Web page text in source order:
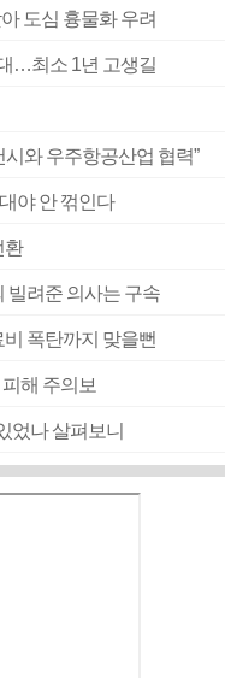
도심 흉물화 우려
…최소 1년 고생길
와 우주항공산업 협력”
야 안 꺾인다
환
빌려준 의사는 구속
폭탄까지 맞을뻔
해 주의보
었나 살펴보니